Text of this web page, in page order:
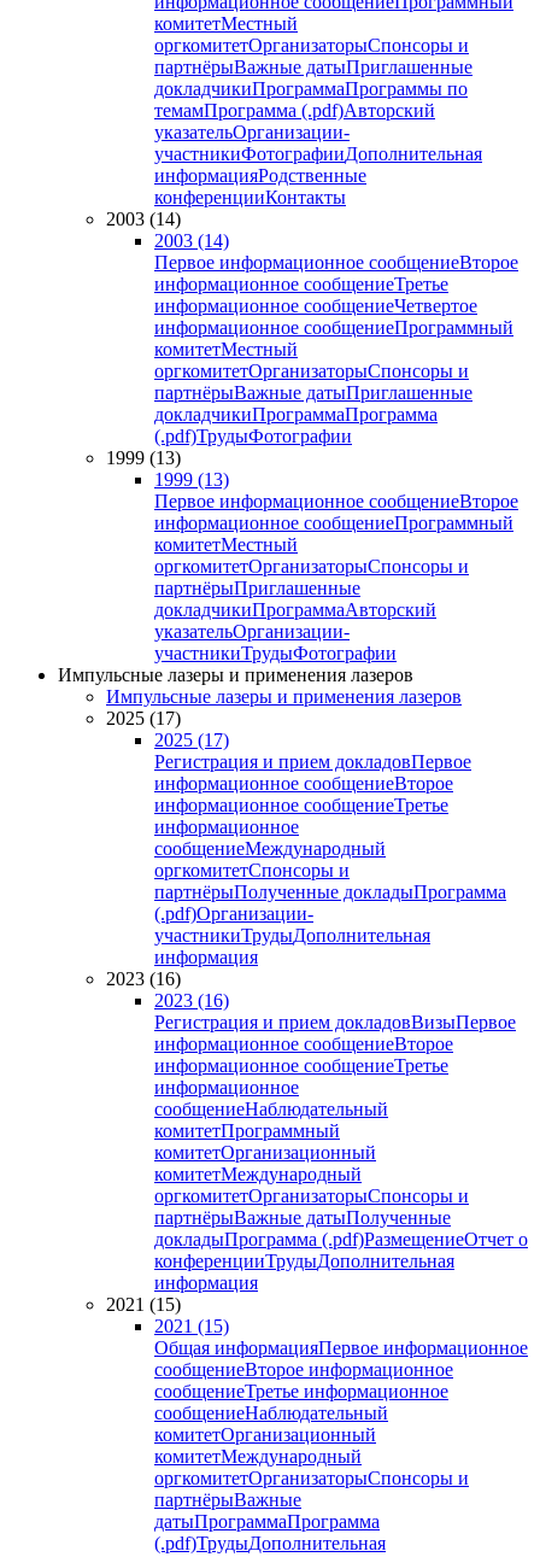
комитетМестный
оргкомитетОрганизаторыСпонсоры и
партнёрыВажные датыПриглашенные
докладчикиПрограммаПрограммы по
темамПрограмма (.pdf)Авторский
указательОрганизации-
участникиФотографииДополнительная
информацияРодственные
конференцииКонтакты
2003 (14)
2003 (14)
Первое информационное сообщениеВторое
информационное сообщениеТретье
информационное сообщениеЧетвертое
информационное сообщениеПрограммный
комитетМестный
оргкомитетОрганизаторыСпонсоры и
партнёрыВажные датыПриглашенные
докладчикиПрограммаПрограмма
(.pdf)ТрудыФотографии
1999 (13)
1999 (13)
Первое информационное сообщениеВторое
информационное сообщениеПрограммный
комитетМестный
оргкомитетОрганизаторыСпонсоры и
партнёрыПриглашенные
докладчикиПрограммаАвторский
указательОрганизации-
участникиТрудыФотографии
Импульсные лазеры и применения лазеров
Импульсные лазеры и применения лазеров
2025 (17)
2025 (17)
Регистрация и прием докладовПервое
информационное сообщениеВторое
информационное сообщениеТретье
информационное
сообщениеМеждународный
оргкомитетСпонсоры и
партнёрыПолученные докладыПрограмма
(.pdf)Организации-
участникиТрудыДополнительная
информация
2023 (16)
2023 (16)
Регистрация и прием докладовВизыПервое
информационное сообщениеВторое
информационное сообщениеТретье
информационное
сообщениеНаблюдательный
комитетПрограммный
комитетОрганизационный
комитетМеждународный
оргкомитетОрганизаторыСпонсоры и
партнёрыВажные датыПолученные
докладыПрограмма (.pdf)РазмещениеОтчет о
конференцииТрудыДополнительная
информация
2021 (15)
2021 (15)
Общая информацияПервое информационное
сообщениеВторое информационное
сообщениеТретье информационное
сообщениеНаблюдательный
комитетОрганизационный
комитетМеждународный
оргкомитетОрганизаторыСпонсоры и
партнёрыВажные
датыПрограммаПрограмма
(.pdf)ТрудыДополнительная